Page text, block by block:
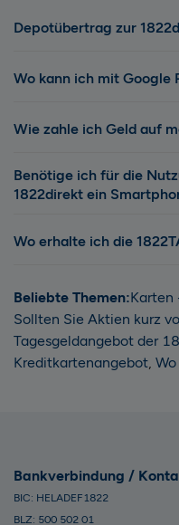
Depotübertrag zur
Wo kann ich mit Google
Wie zahle ich Geld auf
Benötige ich für die
1822direkt ein
Wo erhalte ich die
Beliebte Themen:
Sollten Sie Aktien kurz
Tagesgeldangebot der
Kreditkartenangebot,
Bankverbindung /
BIC: HELADEF1822
BLZ: 500 502 01